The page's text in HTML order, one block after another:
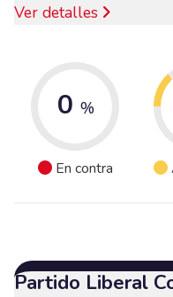
Ver detalles
0 %
En contra
Partido Liberal